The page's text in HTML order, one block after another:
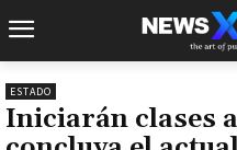
ESTADO
Iniciarán clases